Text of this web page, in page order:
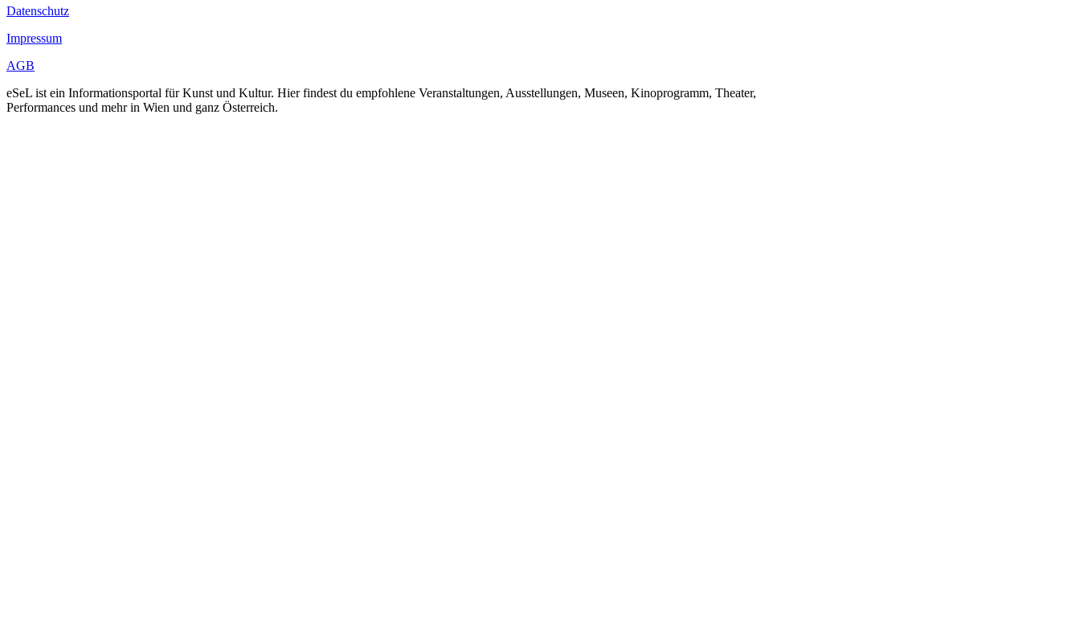
Datenschutz
Impressum
AGB
eSeL ist ein Informationsportal für Kunst und Kultur. Hier findest du empfohlene Veranstaltungen, Ausstellungen, Museen, Kinoprogramm, Theater,
Performances und mehr in Wien und ganz Österreich.